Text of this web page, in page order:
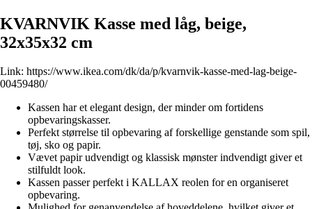
KVARNVIK Kasse med låg, beige,
32x35x32 cm
Link: https://www.ikea.com/dk/da/p/kvarnvik-kasse-med-lag-beige-
00459480/
Kassen har et elegant design, der minder om fortidens
opbevaringskasser.
Perfekt størrelse til opbevaring af forskellige genstande som spil,
tøj, sko og papir.
Vævet papir udvendigt og klassisk mønster indvendigt giver et
stilfuldt look.
Kassen passer perfekt i KALLAX reolen for en organiseret
opbevaring.